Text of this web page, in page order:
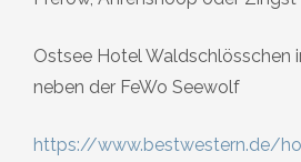
Ostsee Hotel Waldschlösschen
neben der FeWo Seewolf
https://www.bestwestern.de/